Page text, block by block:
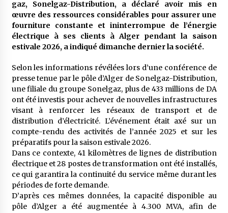
meilleur prêche du vendredi
2 semaines ago
Droit à l’affiliation au régime national de
retraite : Coup d’envoi d’une campagne de
sensibilisation au profit de la communauté
3 semaines ago
Lancement d’une campagne nationale de
sensibilisation sur la lutte contre le travail
informel
3 semaines ago
Première voiture de course conçue et
fabriquée localement : Une équipe d’étudiants
algériens participe à une compétition
internationale
3 semaines ago
Université Alger 3 : Lancement d’un master à
cursus intégré à la licence en communication
en langue amazighe
3 semaines ago
gaz, Sonelgaz-Distribution, a déclaré avoir mis en
œuvre des ressources considérables pour assurer une
fourniture constante et ininterrompue de l’énergie
électrique à ses clients à Alger pendant la saison
estivale 2026, a indiqué dimanche dernier la société.
Selon les informations révélées lors d’une conférence de
presse tenue par le pôle d’Alger de Sonelgaz-Distribution,
une filiale du groupe Sonelgaz, plus de 433 millions de DA
ont été investis pour achever de nouvelles infrastructures
visant à renforcer les réseaux de transport et de
distribution d’électricité. L’événement était axé sur un
compte-rendu des activités de l’année 2025 et sur les
préparatifs pour la saison estivale 2026.
Dans ce contexte, 41 kilomètres de lignes de distribution
électrique et 28 postes de transformation ont été installés,
ce qui garantira la continuité du service même durant les
périodes de forte demande.
D’après ces mêmes données, la capacité disponible au
pôle d’Alger a été augmentée à 4.300 MVA, afin de